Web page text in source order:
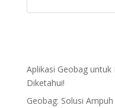
Aplikasi Geobag
Diketahui!
Geobag: Solusi